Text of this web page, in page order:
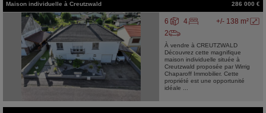
Maison individuelle à Creutzwald 286 000 €
+/- 138 m²
6
4
2
À vendre à CREUTZWALD
Découvrez cette magnifique
maison individuelle située à
Creutzwald proposée par Wirrig
Chaparoff Immobilier. Cette
propriété est une opportunité
idéale ...